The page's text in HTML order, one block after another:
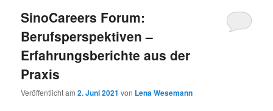
SinoCareers Forum:
Berufsperspektiven –
Erfahrungsberichte aus der
Praxis
Veröffentlicht am2. Juni 2021 von Lena Wesemann